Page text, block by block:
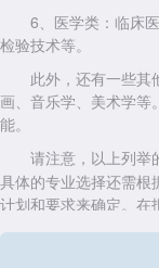
6、医学类：临床医
检验技术等。
此外，还有一些其
画、音乐学、美术学
能。
请注意，以上列举
具体的专业选择还需根
计划和要求来确定。在
了解各个专业的课程